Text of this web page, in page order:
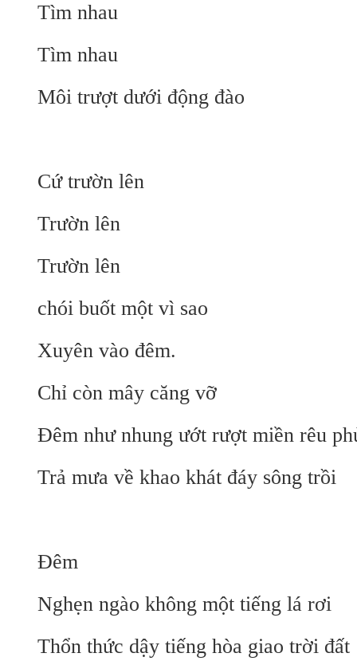
Tìm nhau
Tìm nhau
Môi trượt dưới động đào
Cứ trườn lên
Trườn lên
Trườn lên​
chói buốt một vì sao
Xuyên vào đêm.
Chỉ còn mây căng vỡ
Đêm như nhung ướt rượt miền rêu
Trả mưa về khao khát đáy sông trồi
Đêm
Nghẹn ngào không một tiếng lá rơi
Thổn thức dậy tiếng hòa giao trời đất